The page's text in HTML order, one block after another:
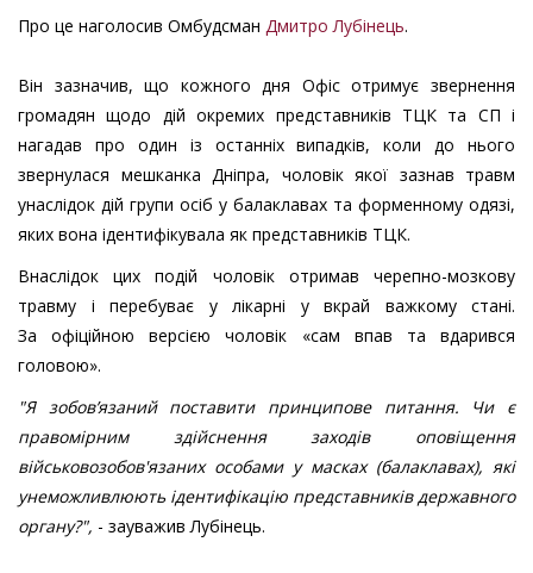
Про це наголосив Омбудсман Дмитро Лубінець.
Він зазначив, що кожного дня Офіс отримує звернення
громадян щодо дій окремих представників ТЦК та СП і
нагадав про один із останніх випадків, коли до нього
звернулася мешканка Дніпра, чоловік якої зазнав травм
унаслідок дій групи осіб у балаклавах та форменному одязі,
яких вона ідентифікувала як представників ТЦК.
Внаслідок цих подій чоловік отримав черепно-мозкову
травму і перебуває у лікарні у вкрай важкому стані.
За офіційною версією чоловік «сам впав та вдарився
головою».
"Я зобовʼязаний поставити принципове питання. Чи є
правомірним здійснення заходів оповіщення
військовозобов'язаних особами у масках (балаклавах), які
унеможливлюють ідентифікацію представників державного
органу?", - зауважив Лубінець.